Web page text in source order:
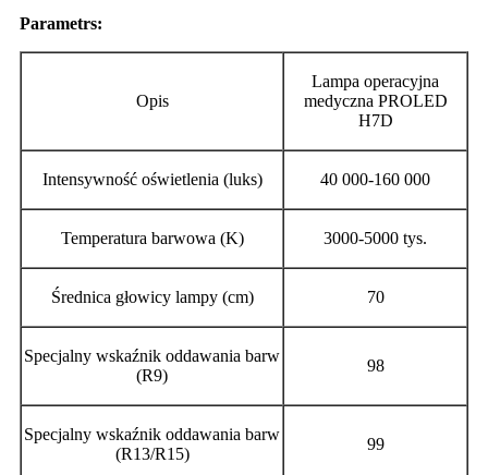
Parametrs:
Opis
Lampa operacyjna
medyczna PROLED
H7D
Intensywność oświetlenia (luks) 40 000-160 000
Temperatura barwowa (K) 3000-5000 tys.
Średnica głowicy lampy (cm) 70
Specjalny wskaźnik oddawania barw
(R9)
98
Specjalny wskaźnik oddawania barw
(R13/R15)
99